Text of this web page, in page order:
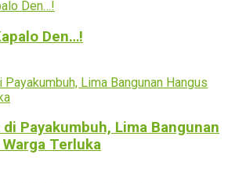
Den…!
Payakumbuh, Lima Bangunan
Terluka